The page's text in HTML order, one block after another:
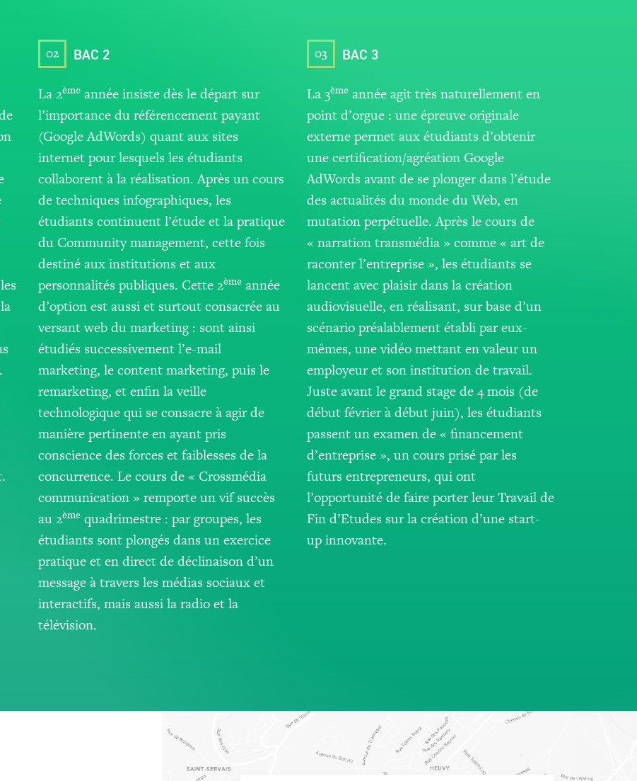
02 BAC 2
La 2ème annéeinsiste dès le départ sur
l’importance du référencement payant
(Google AdWords) quant aux sites
internet pour lesquels les étudiants
collaborent à la réalisation. Après un cours
de techniques infographiques, les
étudiants continuent l’étude et la pratique
du Community management, cette fois
destiné aux institutions et aux
personnalités publiques. Cette 2ème année
d’option est aussi et surtout consacrée au
versant web du marketing : sont ainsi
étudiés successivement l’e-mail
marketing, le content marketing, puis le
remarketing, et enfin la veille
technologique qui se consacre à agir de
manière pertinente en ayant pris
conscience des forces et faiblesses de la
concurrence. Le cours de « Crossmédia
communication » remporte un vif succès
au 2ème quadrimestre : par groupes, les
étudiants sont plongés dans un exercice
pratique et en direct de déclinaison d’un
message à travers les médias sociaux et
interactifs, mais aussi la radio et la
télévision.
03 BAC 3
La 3ème année agit très naturellement en
point d’orgue : une épreuve originale
externe permet aux étudiants d’obtenir
une certification/agréation Google
AdWords avant de se plonger dans l’étude
des actualités du monde du Web, en
mutation perpétuelle. Après le cours de
« narration transmédia » comme « art de
raconter l’entreprise », les étudiants se
lancent avec plaisir dans la création
audiovisuelle, en réalisant, sur base d’un
scénario préalablement établi par eux-
mêmes, une vidéo mettant en valeur un
employeur et son institution de travail.
Juste avant le grand stage de 4 mois (de
début février à début juin), les étudiants
passent un examen de « financement
d’entreprise », un cours prisé par les
futurs entrepreneurs, qui ont
l’opportunité de faire porter leur Travail de
Fin d’Etudes sur la création d’une start-
up innovante.